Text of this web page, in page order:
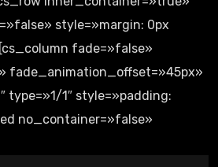
style=»margin: 0px
fade=»false»
fade_animation_offset=»45px»
type=»1/1″ style=»padding:
no_container=»false»